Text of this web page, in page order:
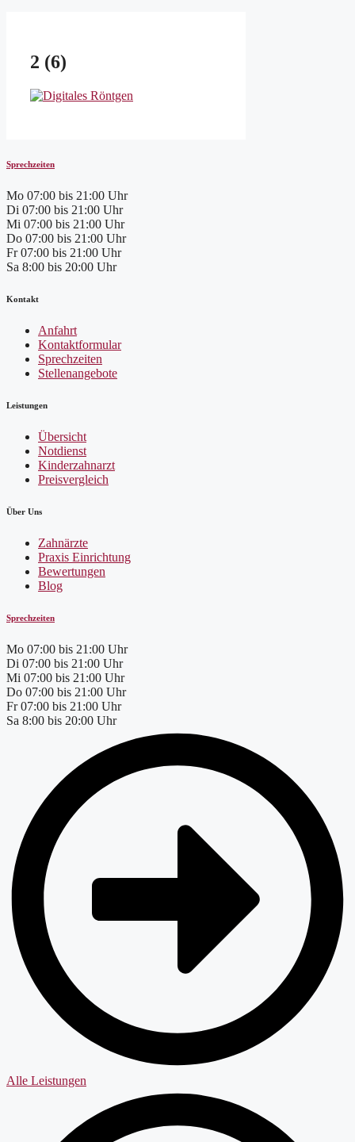
2 (6)
Sprechzeiten
Mo 07:00 bis 21:00 Uhr
Di 07:00 bis 21:00 Uhr
Mi 07:00 bis 21:00 Uhr
Do 07:00 bis 21:00 Uhr
Fr 07:00 bis 21:00 Uhr
Sa 8:00 bis 20:00 Uhr
Kontakt
Anfahrt
Kontaktformular
Sprechzeiten
Stellenangebote
Leistungen
Übersicht
Notdienst
Kinderzahnarzt
Preisvergleich
Über Uns
Zahnärzte
Praxis Einrichtung
Bewertungen
Blog
Sprechzeiten
Mo 07:00 bis 21:00 Uhr
Di 07:00 bis 21:00 Uhr
Mi 07:00 bis 21:00 Uhr
Do 07:00 bis 21:00 Uhr
Fr 07:00 bis 21:00 Uhr
Sa 8:00 bis 20:00 Uhr
Alle Leistungen